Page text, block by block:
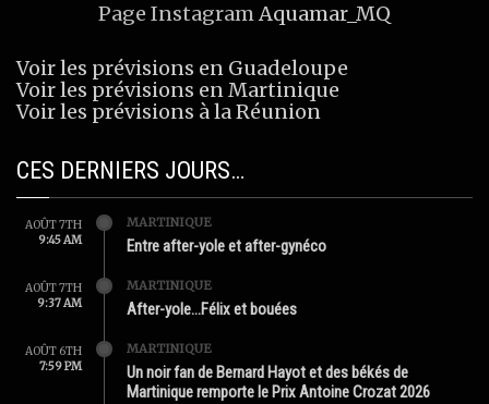
Page InstagramAquamar_MQ
Voir les prévisions en Guadeloupe
Voir les prévisions en Martinique
Voir les prévisions à la Réunion
CES DERNIERS JOURS…
AOÛT 7TH
9:45 AM
MARTINIQUE
Entre after-yole et after-gynéco
AOÛT 7TH
9:37 AM
MARTINIQUE
After-yole…Félix et bouées
AOÛT 6TH
7:59 PM
MARTINIQUE
Un noir fan de Bernard Hayot et des békés de
Martinique remporte le Prix Antoine Crozat 2026